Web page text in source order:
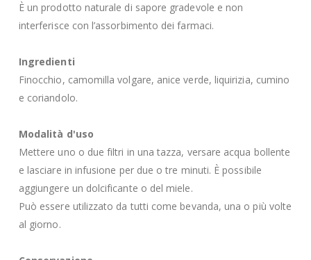
È un prodotto naturale di sapore gradevole e non
interferisce con l’assorbimento dei farmaci.
Ingredienti
Finocchio, camomilla volgare, anice verde, liquirizia, cumino
e coriandolo.
Modalità d'uso
Mettere uno o due filtri in una tazza, versare acqua bollente
e lasciare in infusione per due o tre minuti. È possibile
aggiungere un dolcificante o del miele.
Può essere utilizzato da tutti come bevanda, una o più volte
al giorno.